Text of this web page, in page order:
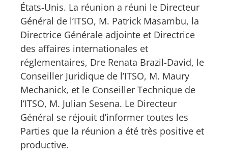
États-Unis. La réunion a réuni le Directeur
Général de l’ITSO, M. Patrick Masambu, la
Directrice Générale adjointe et Directrice
des affaires internationales et
réglementaires, Dre Renata Brazil-David, le
Conseiller Juridique de l’ITSO, M. Maury
Mechanick, et le Conseiller Technique de
l’ITSO, M. Julian Sesena. Le Directeur
Général se réjouit d’informer toutes les
Parties que la réunion a été très positive et
productive.